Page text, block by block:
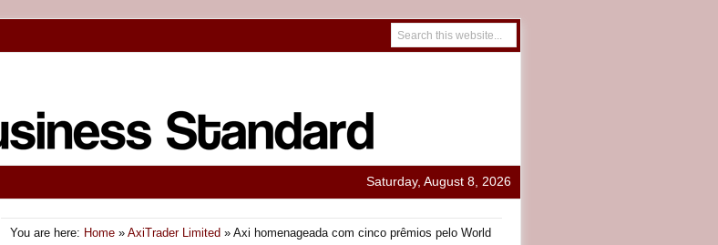
Saturday, August 8, 2026
You are here: Home » AxiTrader Limited » Axi homenageada com cinco prêmios pelo World